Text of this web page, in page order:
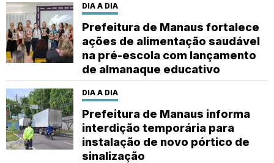
DIA A DIA
Prefeitura de Manaus fortalece
ações de alimentação saudável
na pré-escola com lançamento
de almanaque educativo
DIA A DIA
Prefeitura de Manaus informa
interdição temporária para
instalação de novo pórtico de
sinalização